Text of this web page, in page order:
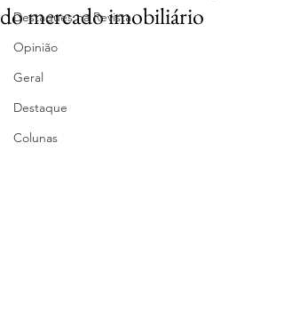
Destaques na Revista
Opinião
Geral
Destaque
Colunas
do mercado imobiliário